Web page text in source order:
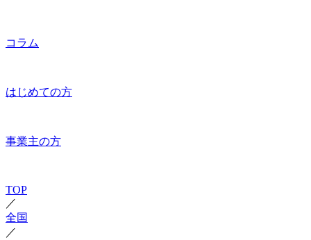
コラム
はじめての方
事業主の方
TOP
／
全国
／